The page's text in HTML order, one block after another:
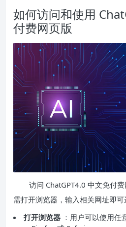
如何访问和使用
付费网页版
访问 ChatGPT4.0 中文免付
需打开浏览器，输入相关网址即
打开浏览器 ：用户可以使用